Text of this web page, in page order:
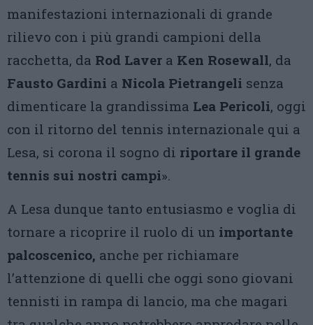
manifestazioni internazionali di grande
rilievo con i più grandi campioni della
racchetta, da Rod Laver a Ken Rosewall, da
Fausto Gardini a Nicola Pietrangeli senza
dimenticare la grandissima Lea Pericoli, oggi
con il ritorno del tennis internazionale qui a
Lesa, si corona il sogno di riportare il grande
tennis sui nostri campi».
A Lesa dunque tanto entusiasmo e voglia di
tornare a ricoprire il ruolo di un importante
palcoscenico, anche per richiamare
l’attenzione di quelli che oggi sono giovani
tennisti in rampa di lancio, ma che magari